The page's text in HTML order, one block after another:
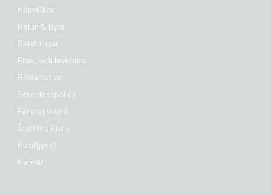
Köpvillkor
Retur & Byte
Betalningar
Frakt och leverans
Reklamation
Sekretesspolicy
Företagskund
Återförsäljare
Kundtjänst
Karriär